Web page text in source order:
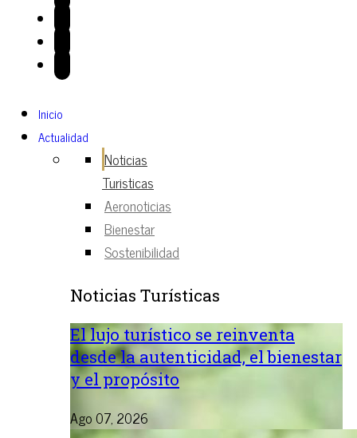
Inicio
Actualidad
Noticias
Turisticas
Aeronoticias
Bienestar
Sostenibilidad
Noticias Turísticas
El lujo turístico se reinventa
desde la autenticidad, el bienestar
y el propósito
Ago 07, 2026